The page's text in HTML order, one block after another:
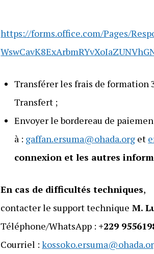
https://forms.office.com/Pages/
Transférer les frais de formation
Transfert ;
Envoyer le bordereau de
à : gaffan.ersuma@ohada.org et
connexion et les autres
En cas de difficultés techniques,
contacter le support technique M.
Téléphone/WhatsApp : +229
Courriel :